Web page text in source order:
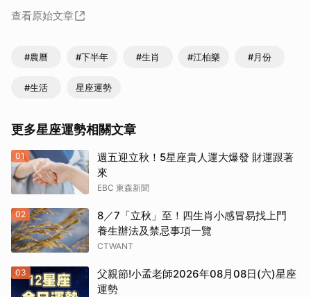
查看原始文章
#農曆 #下半年 #生肖 #江柏樂 #月份
#生活 星座運勢
更多星座運勢相關文章
01
週五迎立秋！5星座貴人運大爆發 財運跟著
來
EBC 東森新聞
02
8／7「立秋」至！四生肖小感冒易找上門
養生辦法及禁忌事項一覽
CTWANT
03
父親節!小孟老師2026年08月08日(六)星座
運勢